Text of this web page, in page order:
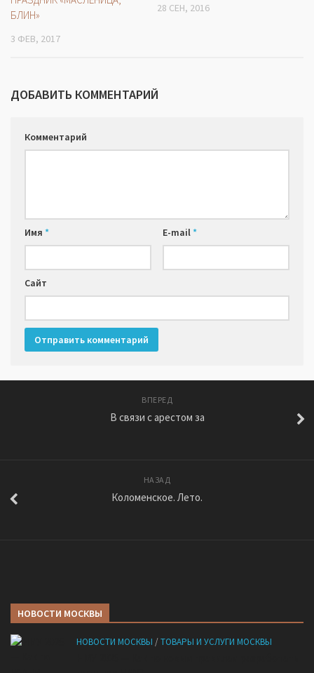
БЛИН»
3 ФЕВ, 2017
28 СЕН, 2016
ДОБАВИТЬ КОММЕНТАРИЙ
Комментарий
Имя * E-mail*
Сайт
ВПЕРЕД
В связи с арестом за
НАЗАД
Коломенское. Лето.
НОВОСТИ МОСКВЫ
НОВОСТИ МОСКВЫ /ТОВАРЫ И УСЛУГИ МОСКВЫ